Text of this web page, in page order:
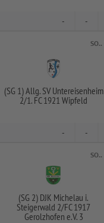
- -
SO..
(SG 1) Allg. SV Untereisenheim
2/1. FC 1921 Wipfeld
- -
SO..
(SG 2) DJK Michelau i.
Steigerwald 2/FC 1917
Gerolzhofen e.V. 3